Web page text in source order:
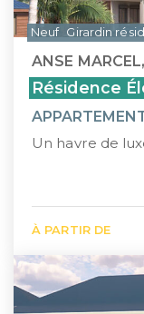
ANSE
Résidence
Un havre de
À PARTIR DE
Neuf Girardin